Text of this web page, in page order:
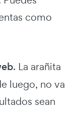
como
. La arañita
luego, no va
sean